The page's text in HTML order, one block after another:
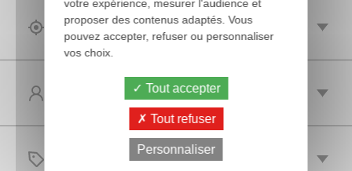
OBJECTIF(S)
votre expérience, mesurer l'audience et
proposer des contenus adaptés. Vous
pouvez accepter, refuser ou personnaliser
vos choix.
Tout accepter
Tout refuser
Personnaliser